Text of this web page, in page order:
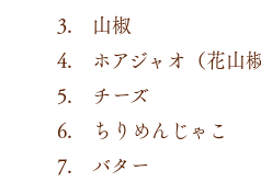
3. 山椒
4. ホアジャオ（花山椒
5. チーズ
6. ちりめんじゃこ
7. バター